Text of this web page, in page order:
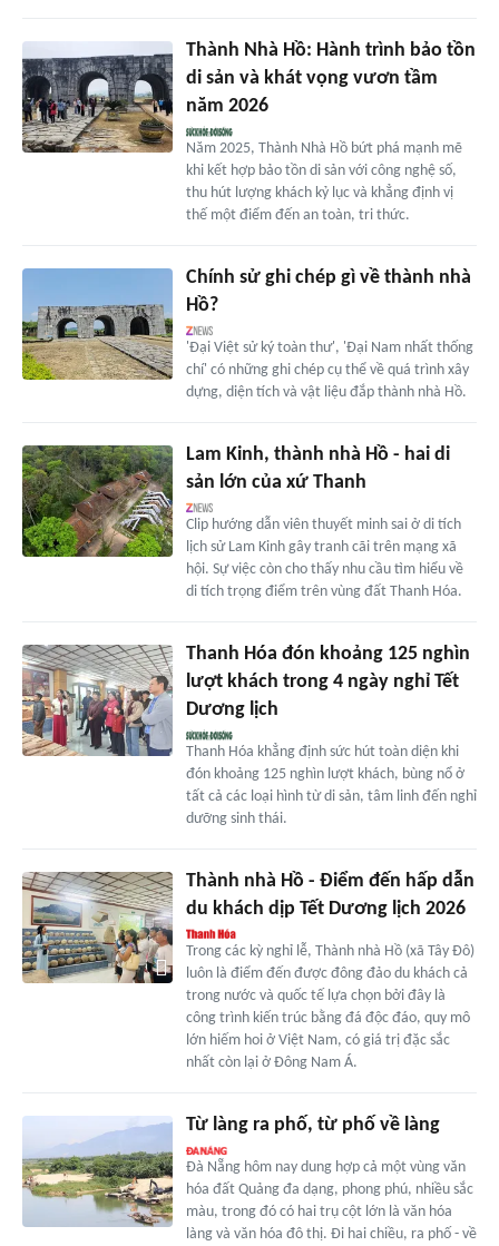
Thành Nhà Hồ: Hành trình bảo tồn
di sản và khát vọng vươn tầm
năm 2026
Năm 2025, Thành Nhà Hồ bứt phá mạnh mẽ
khi kết hợp bảo tồn di sản với công nghệ số,
thu hút lượng khách kỷ lục và khẳng định vị
thế một điểm đến an toàn, tri thức.
Chính sử ghi chép gì về thành nhà
Hồ?
'Đại Việt sử ký toàn thư', 'Đại Nam nhất thống
chí' có những ghi chép cụ thể về quá trình xây
dựng, diện tích và vật liệu đắp thành nhà Hồ.
Lam Kinh, thành nhà Hồ - hai di
sản lớn của xứ Thanh
Clip hướng dẫn viên thuyết minh sai ở di tích
lịch sử Lam Kinh gây tranh cãi trên mạng xã
hội. Sự việc còn cho thấy nhu cầu tìm hiểu về
di tích trọng điểm trên vùng đất Thanh Hóa.
Thanh Hóa đón khoảng 125 nghìn
lượt khách trong 4 ngày nghỉ Tết
Dương lịch
Thanh Hóa khẳng định sức hút toàn diện khi
đón khoảng 125 nghìn lượt khách, bùng nổ ở
tất cả các loại hình từ di sản, tâm linh đến nghỉ
dưỡng sinh thái.
Thành nhà Hồ - Điểm đến hấp dẫn
du khách dịp Tết Dương lịch 2026
Trong các kỳ nghỉ lễ, Thành nhà Hồ (xã Tây Đô)
luôn là điểm đến được đông đảo du khách cả
trong nước và quốc tế lựa chọn bởi đây là
công trình kiến trúc bằng đá độc đáo, quy mô
lớn hiếm hoi ở Việt Nam, có giá trị đặc sắc
nhất còn lại ở Đông Nam Á.
Từ làng ra phố, từ phố về làng
Đà Nẵng hôm nay dung hợp cả một vùng văn
hóa đất Quảng đa dạng, phong phú, nhiều sắc
màu, trong đó có hai trụ cột lớn là văn hóa
làng và văn hóa đô thị. Đi hai chiều, ra phố - về